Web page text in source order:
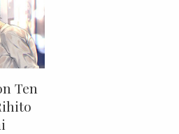
Ten